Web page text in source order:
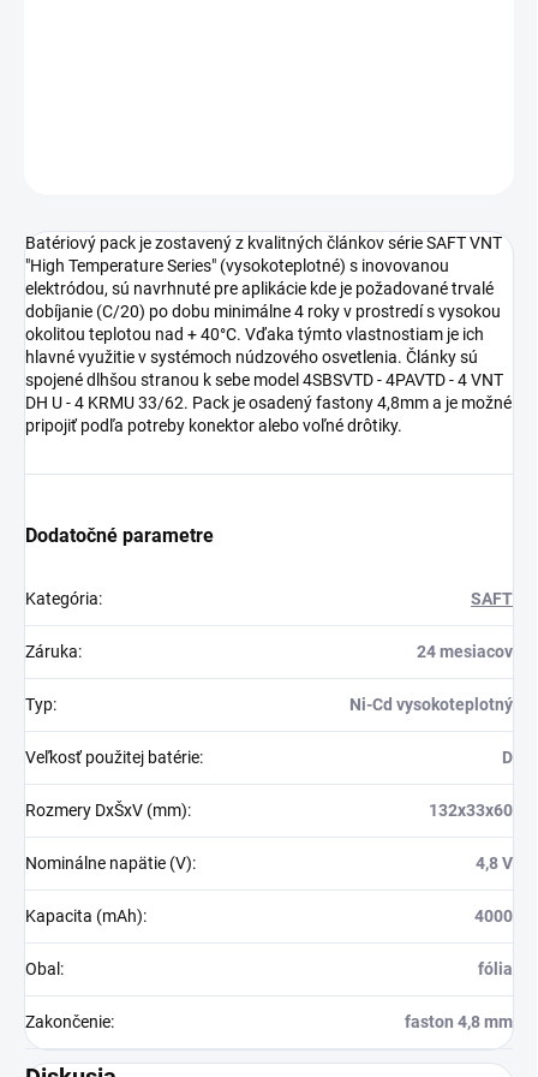
Batériový pack je zostavený z kvalitných článkov série SAFT VNT
"High Temperature Series" (vysokoteplotné) s inovovanou
elektródou, sú navrhnuté pre aplikácie kde je požadované trvalé
dobíjanie (C/20) po dobu minimálne 4 roky v prostredí s vysokou
okolitou teplotou nad + 40°C. Vďaka týmto vlastnostiam je ich
hlavné využitie v systémoch núdzového osvetlenia. Články sú
spojené dlhšou stranou k sebe model 4SBSVTD - 4PAVTD - 4 VNT
DH U - 4 KRMU 33/62. Pack je osadený fastony 4,8mm a je možné
pripojiť podľa potreby konektor alebo voľné drôtiky.
Dodatočné parametre
Kategória: SAFT
Záruka: 24 mesiacov
Typ: Ni-Cd vysokoteplotný
Veľkosť použitej batérie: D
Rozmery DxŠxV (mm): 132x33x60
Nominálne napätie (V): 4,8 V
Kapacita (mAh): 4000
Obal : fólia
Zakončenie: faston 4,8 mm